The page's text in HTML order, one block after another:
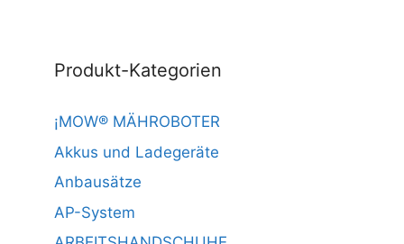
Produkt-Kategorien
¡MOW® MÄHROBOTER
Akkus und Ladegeräte
Anbausätze
AP-System